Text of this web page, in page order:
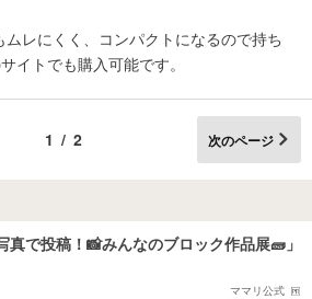
レにくく、コンパクトになるので持ち
イトでも購入可能です。
1/2 次のページ
真で投稿！📸みんなのブロック作品展🧱」
ママリ公式